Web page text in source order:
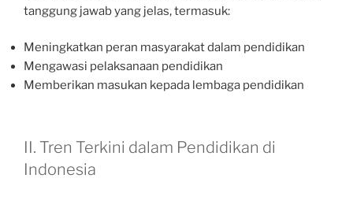
tanggung jawab yang jelas, termasuk:
Meningkatkan peran masyarakat dalam pendidikan
Mengawasi pelaksanaan pendidikan
Memberikan masukan kepada lembaga pendidikan
II. Tren Terkini dalam Pendidikan di
Indonesia